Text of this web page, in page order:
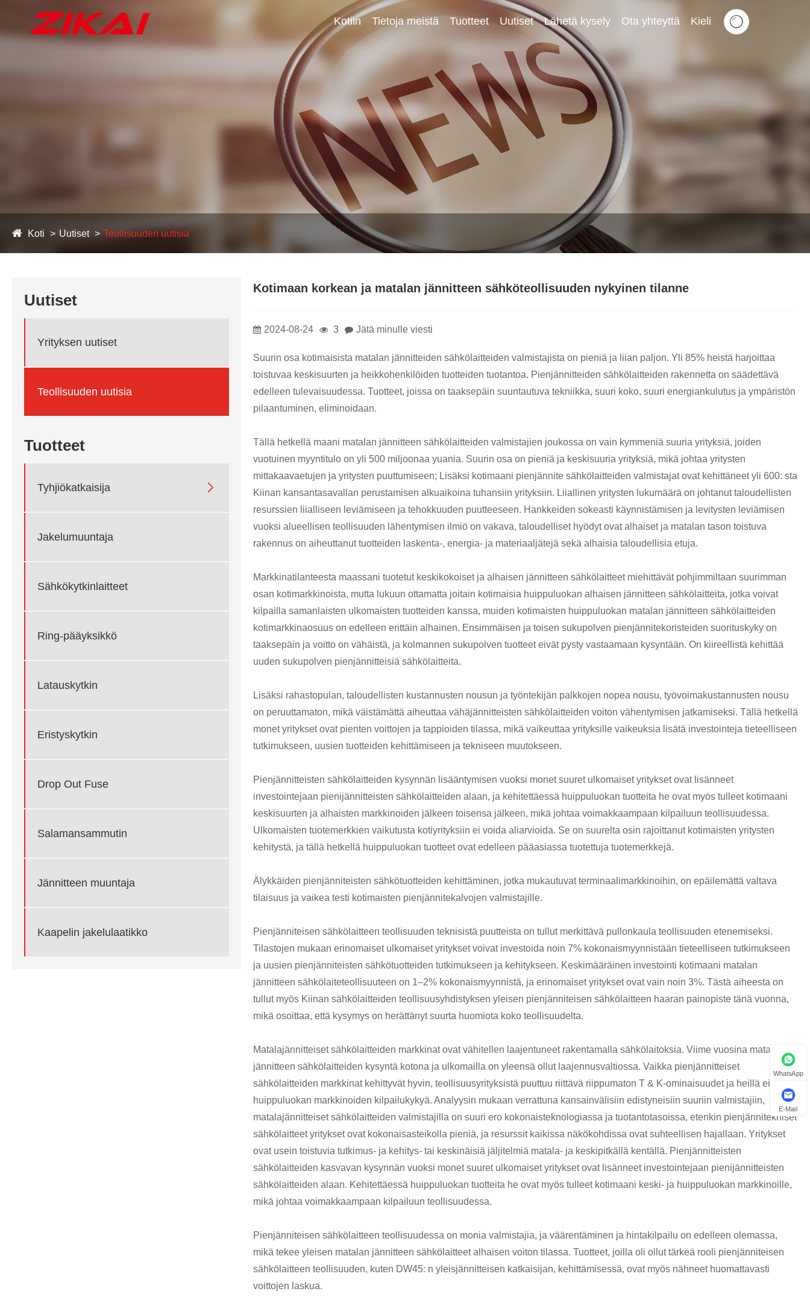
Kotiin Tietoja meistä Tuotteet Uutiset Lähetä kysely Ota yhteyttä Kieli
Koti Uutiset Teollisuuden uutisia
Uutiset
Yrityksen uutiset
Teollisuuden uutisia
Tuotteet
Tyhjiökatkaisija 
Jakelumuuntaja
Sähkökytkinlaitteet
Ring-pääyksikkö
Latauskytkin
Eristyskytkin
Drop Out Fuse
Salamansammutin
Jännitteen muuntaja
Kaapelin jakelulaatikko
Kotimaan korkean ja matalan jännitteen sähköteollisuuden nykyinen tilanne
2024-08-24 3 Jätä minulle viesti
Suurin osa kotimaisista matalan jännitteiden sähkölaitteiden valmistajista on pieniä ja liian paljon. Yli 85% heistä harjoittaa
toistuvaa keskisuurten ja heikkohenkilöiden tuotteiden tuotantoa. Pienjännitteiden sähkölaitteiden rakennetta on säädettävä
edelleen tulevaisuudessa. Tuotteet, joissa on taaksepäin suuntautuva tekniikka, suuri koko, suuri energiankulutus ja ympäristön
pilaantuminen, eliminoidaan.
Tällä hetkellä maani matalan jännitteen sähkölaitteiden valmistajien joukossa on vain kymmeniä suuria yrityksiä, joiden
vuotuinen myyntitulo on yli 500 miljoonaa yuania. Suurin osa on pieniä ja keskisuuria yrityksiä, mikä johtaa yritysten
mittakaavaetujen ja yritysten puuttumiseen; Lisäksi kotimaani pienjännite sähkölaitteiden valmistajat ovat kehittäneet yli 600: sta
Kiinan kansantasavallan perustamisen alkuaikoina tuhansiin yrityksiin. Liiallinen yritysten lukumäärä on johtanut taloudellisten
resurssien liialliseen leviämiseen ja tehokkuuden puutteeseen. Hankkeiden sokeasti käynnistämisen ja levitysten leviämisen
vuoksi alueellisen teollisuuden lähentymisen ilmiö on vakava, taloudelliset hyödyt ovat alhaiset ja matalan tason toistuva
rakennus on aiheuttanut tuotteiden laskenta-, energia- ja materiaaljätejä sekä alhaisia ​​taloudellisia etuja.
Markkinatilanteesta maassani tuotetut keskikokoiset ja alhaisen jännitteen sähkölaitteet miehittävät pohjimmiltaan suurimman
osan kotimarkkinoista, mutta lukuun ottamatta joitain kotimaisia ​​huippuluokan alhaisen jännitteen sähkölaitteita, jotka voivat
kilpailla samanlaisten ulkomaisten tuotteiden kanssa, muiden kotimaisten huippuluokan matalan jännitteen sähkölaitteiden
kotimarkkinaosuus on edelleen erittäin alhainen. Ensimmäisen ja toisen sukupolven pienjännitekoristeiden suorituskyky on
taaksepäin ja voitto on vähäistä, ja kolmannen sukupolven tuotteet eivät pysty vastaamaan kysyntään. On kiireellistä kehittää
uuden sukupolven pienjännitteisiä sähkölaitteita.
Lisäksi rahastopulan, taloudellisten kustannusten nousun ja työntekijän palkkojen nopea nousu, työvoimakustannusten nousu
on peruuttamaton, mikä väistämättä aiheuttaa vähäjännitteisten sähkölaitteiden voiton vähentymisen jatkamiseksi. Tällä hetkellä
monet yritykset ovat pienten voittojen ja tappioiden tilassa, mikä vaikeuttaa yrityksille vaikeuksia lisätä investointeja tieteelliseen
tutkimukseen, uusien tuotteiden kehittämiseen ja tekniseen muutokseen.
Pienjännitteisten sähkölaitteiden kysynnän lisääntymisen vuoksi monet suuret ulkomaiset yritykset ovat lisänneet
investointejaan pienijännitteisten sähkölaitteiden alaan, ja kehitettäessä huippuluokan tuotteita he ovat myös tulleet kotimaani
keskisuurten ja alhaisten markkinoiden jälkeen toisensa jälkeen, mikä johtaa voimakkaampaan kilpailuun teollisuudessa.
Ulkomaisten tuotemerkkien vaikutusta kotiyrityksiin ei voida aliarvioida. Se on suurelta osin rajoittanut kotimaisten yritysten
kehitystä, ja tällä hetkellä huippuluokan tuotteet ovat edelleen pääasiassa tuotettuja tuotemerkkejä.
Älykkäiden pienjänniteisten sähkötuotteiden kehittäminen, jotka mukautuvat terminaalimarkkinoihin, on epäilemättä valtava
tilaisuus ja vaikea testi kotimaisten pienjännitekalvojen valmistajille.
Pienjänniteisen sähkölaitteen teollisuuden teknisistä puutteista on tullut merkittävä pullonkaula teollisuuden etenemiseksi.
Tilastojen mukaan erinomaiset ulkomaiset yritykset voivat investoida noin 7% kokonaismyynnistään tieteelliseen tutkimukseen
ja uusien pienjänniteisten sähkötuotteiden tutkimukseen ja kehitykseen. Keskimääräinen investointi kotimaani matalan
jännitteen sähkölaiteteollisuuteen on 1–2% kokonaismyynnistä, ja erinomaiset yritykset ovat vain noin 3%. Tästä aiheesta on
tullut myös Kiinan sähkölaitteiden teollisuusyhdistyksen yleisen pienjänniteisen sähkölaitteen haaran painopiste tänä vuonna,
mikä osoittaa, että kysymys on herättänyt suurta huomiota koko teollisuudelta.
Matalajännitteiset sähkölaitteiden markkinat ovat vähitellen laajentuneet rakentamalla sähkölaitoksia. Viime vuosina matalan
jännitteen sähkölaitteiden kysyntä kotona ja ulkomailla on yleensä ollut laajennusvaltiossa. Vaikka pienjännitteiset
sähkölaitteiden markkinat kehittyvät hyvin, teollisuusyrityksistä puuttuu riittävä riippumaton T & K-ominaisuudet ja heillä ei ole
huippuluokan markkinoiden kilpailukykyä. Analyysin mukaan verrattuna kansainvälisiin edistyneisiin suuriin valmistajiin,
matalajännitteiset sähkölaitteiden valmistajilla on suuri ero kokonaisteknologiassa ja tuotantotasoissa, etenkin pienjännitekniset
sähkölaitteet yritykset ovat kokonaisasteikolla pieniä, ja resurssit kaikissa näkökohdissa ovat suhteellisen hajallaan. Yritykset
ovat usein toistuvia tutkimus- ja kehitys- tai keskinäisiä jäljitelmiä matala- ja keskipitkällä kentällä. Pienjännitteisten
sähkölaitteiden kasvavan kysynnän vuoksi monet suuret ulkomaiset yritykset ovat lisänneet investointejaan pienijännitteisten
sähkölaitteiden alaan. Kehitettäessä huippuluokan tuotteita he ovat myös tulleet kotimaani keski- ja huippuluokan markkinoille,
mikä johtaa voimakkaampaan kilpailuun teollisuudessa.
Pienjänniteisen sähkölaitteen teollisuudessa on monia valmistajia, ja väärentäminen ja hintakilpailu on edelleen olemassa,
mikä tekee yleisen matalan jännitteen sähkölaitteet alhaisen voiton tilassa. Tuotteet, joilla oli ollut tärkeä rooli pienjänniteisen
sähkölaitteen teollisuuden, kuten DW45: n yleisjännitteisen katkaisijan, kehittämisessä, ovat myös nähneet huomattavasti
voittojen laskua.
WhatsApp
E-Mail